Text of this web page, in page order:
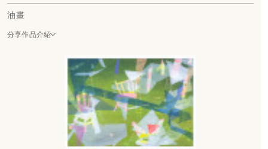
油畫
分享作品介紹